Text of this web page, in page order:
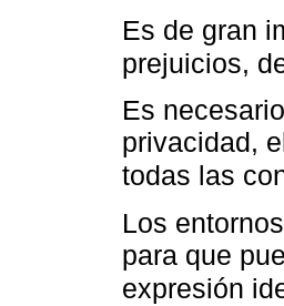
Es de gran
prejuicios,
Es
privacidad,
todas las
Los
para que
expresión